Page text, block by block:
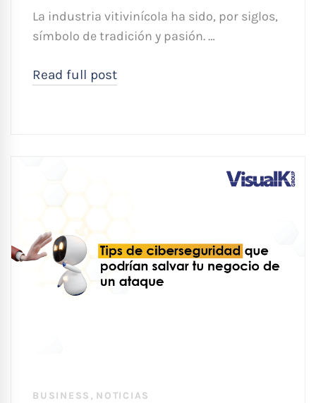
La industria vitivinícola ha sido, por siglos,
símbolo de tradición y pasión. …
Read full post
BUSINESS , NOTICIAS